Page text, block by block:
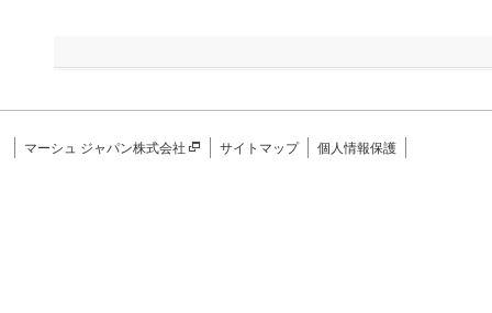
マーシュ ジャパン株式会社 サイトマップ 個人情報保護